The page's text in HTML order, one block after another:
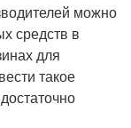
можно
средств в
для
такое